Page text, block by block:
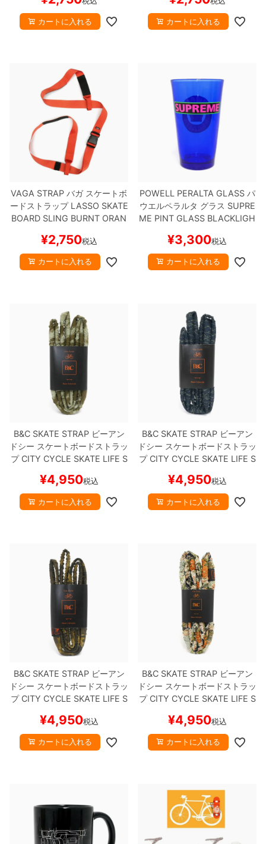
カートに入れる カートに入れる
VAGA STRAP バガスケートボ
ードストラップLASSO SKATE
BOARD SLING BURNT ORAN
¥2,750税込
カートに入れる
POWELL PERALTA GLASSパ
ウエルペラルタ グラス SUPRE
ME PINT GLASS BLACKLIGH
¥3,300税込
カートに入れる
B&C SKATE STRAPビーアン
ドシー スケートボードストラッ
プCITY CYCLE SKATE LIFE S
ートボード スケボー
¥4,950税込
カートに入れる
B&C SKATE STRAPビーアン
ドシー スケートボードストラッ
プCITY CYCLE SKATE LIFE S
ートボード スケボー
¥4,950税込
カートに入れる
B&C SKATE STRAPビーアン
ドシー スケートボードストラッ
プCITY CYCLE SKATE LIFE S
ボード スケボー
¥4,950税込
カートに入れる
B&C SKATE STRAPビーアン
ドシー スケートボードストラッ
プCITY CYCLE SKATE LIFE S
ド スケボー
¥4,950税込
カートに入れる